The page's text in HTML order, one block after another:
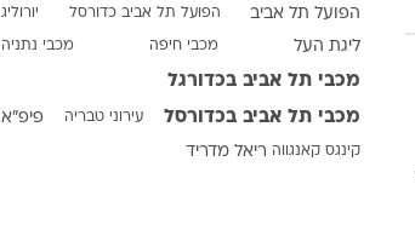
ענפים נוספים
לוח שידורים
החידה של ספורט1
ארכיון מדורים מחוץ לקווים
הפועל תל אביב הפועל תל אביב כדורסל יורוליג
ליגת העל מכבי חיפה מכבי נתניה
מכבי תל אביב בכדורגל
מכבי תל אביב בכדורסל
עירוני טבריה פיפ"א
קינגס קאנגווה ריאל מדריד